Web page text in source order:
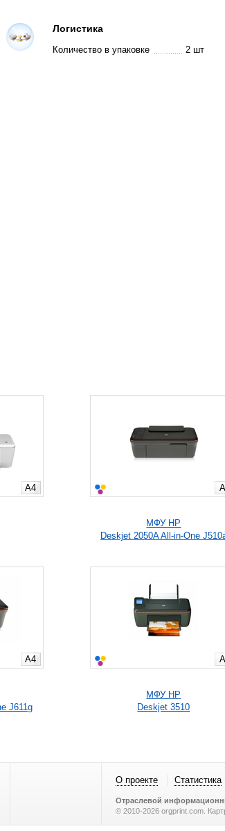
Логистика
Количество в упаковке 2 шт
A4
МФУ HP
Deskjet 2050A All-in-One
A4
J611g
МФУ HP
Deskjet 3510
О проекте Статистика
Отраслевой
© 2010-2026 orgprint.com.